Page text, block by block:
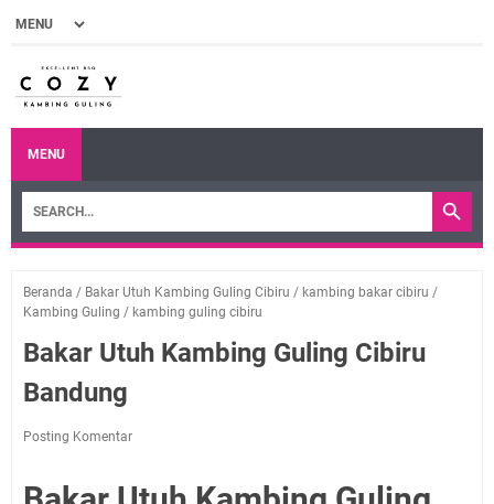
MENU
Beranda / Bakar Utuh Kambing Guling Cibiru / kambing bakar cibiru /
Kambing Guling / kambing guling cibiru
Bakar Utuh Kambing Guling Cibiru
Bandung
Posting Komentar